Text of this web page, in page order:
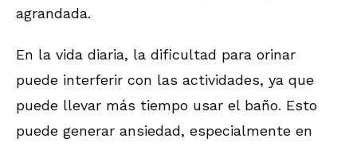
agrandada.
En la vida diaria, la dificultad para orinar
puede interferir con las actividades, ya que
puede llevar más tiempo usar el baño. Esto
puede generar ansiedad, especialmente en